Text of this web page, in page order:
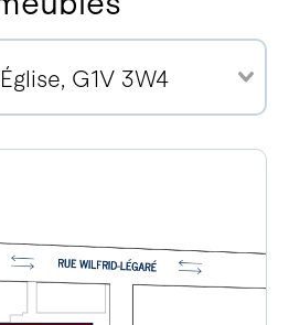
G1V 3W4